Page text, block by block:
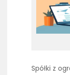
Spółki z